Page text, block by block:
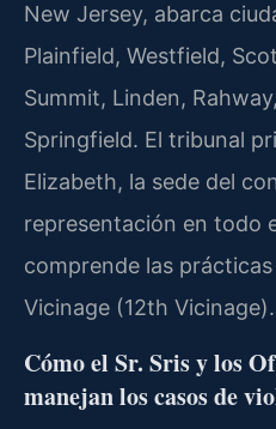
New Jersey, abarca
Plainfield, Westfield,
Summit, Linden,
Springfield. El tribunal
Elizabeth, la sede del
representación en todo
comprende las prácticas
Vicinage (12th Vicinage).
Cómo el Sr. Sris y los
manejan los casos de